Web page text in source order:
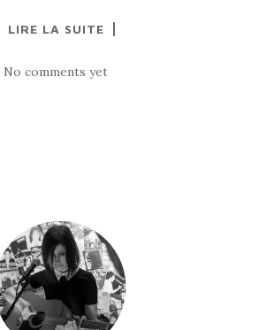
LIRE LA SUITE
No comments yet